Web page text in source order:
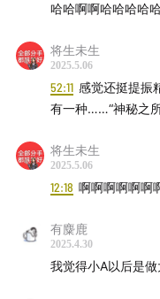
哈哈啊啊哈哈哈哈
将生未生
2025.5.06
52:11 感觉还挺提振
有一种……“神秘之
将生未生
2025.5.06
12:18 啊啊啊啊啊啊
有麋鹿
2025.4.30
我觉得小A以后是做